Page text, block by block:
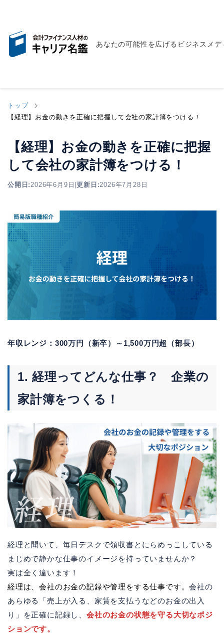
あなたの可能性を広げるビジネスメデ
トップ
【経理】お金の動きを正確に把握して会社の家計簿をつける！
【経理】お金の動きを正確に把握
して会社の家計簿をつける！
公開日:2026年6月9日 |更新日:2026年7月28日
年収レンジ：300万円（新卒）～1,500万円超（部長）
1. 経理ってどんな仕事？ 企業の
家計簿をつくる！
経理と聞いて、毎日デスクで領収書とにらめっこしている
まじめで静かな仕事のイメージを持っていませんか？
実は全く違います！
経理は、会社のお金の記録や管理をする仕事です。会社の
あらゆる「売上が入る、家賃を支払うなどのお金の出入
り」を正確に記録し、 会社のお金の状態を守る大切なポジ
ションです。